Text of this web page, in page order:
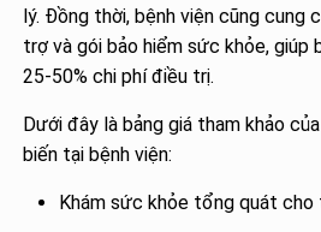
lý. Đồng thời, bệnh viện cũng cung
trợ và gói bảo hiểm sức khỏe, giúp
25-50% chi phí điều trị.
Dưới đây là bảng giá tham khảo
biến tại bệnh viện:
Khám sức khỏe tổng quát cho